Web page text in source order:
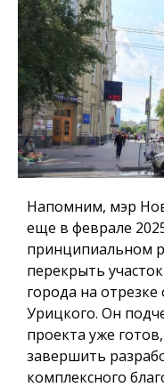
Напомним, мэр
еще в феврале
принципиальном
перекрыть
города на
Урицкого. Он
проекта уже
завершить
комплексного